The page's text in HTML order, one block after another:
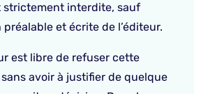
strictement interdite, sauf
et écrite de l’éditeur.
est libre de refuser cette
avoir à justifier de quelque